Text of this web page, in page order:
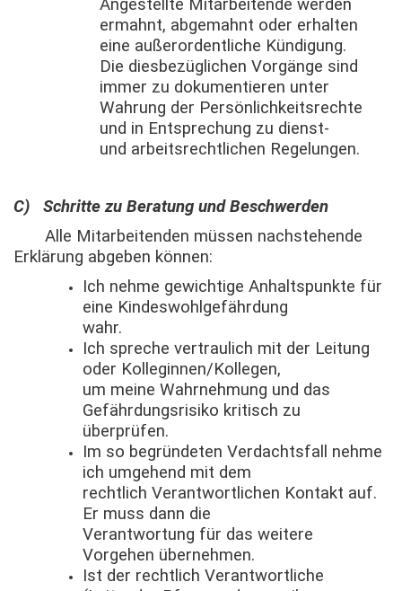
Angestellte Mitarbeitende werden
ermahnt, abgemahnt oder erhalten
eine außerordentliche Kündigung.
Die diesbezüglichen Vorgänge sind
immer zu dokumentieren unter
Wahrung der Persönlichkeitsrechte
und in Entsprechung zu dienst-
und arbeitsrechtlichen Regelungen.
C) Schritte zu Beratung und Beschwerden
Alle Mitarbeitenden müssen nachstehende
Erklärung abgeben können:
Ich nehme gewichtige Anhaltspunkte für
eine Kindeswohlgefährdung
wahr.
Ich spreche vertraulich mit der Leitung
oder Kolleginnen/Kollegen,
um meine Wahrnehmung und das
Gefährdungsrisiko kritisch zu
überprüfen.
Im so begründeten Verdachtsfall nehme
ich umgehend mit dem
rechtlich Verantwortlichen Kontakt auf.
Er muss dann die
Verantwortung für das weitere
Vorgehen übernehmen.
Ist der rechtlich Verantwortliche